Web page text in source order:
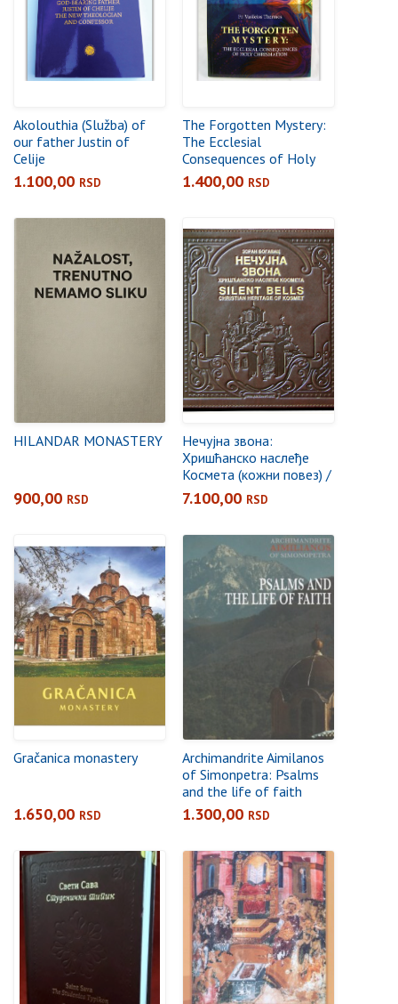
Akolouthia (Služba) of
our father Justin of
Celije
1.100,00 RSD
The Forgotten Mystery:
The Ecclesial
Consequences of Holy
Chrismation
1.400,00 RSD
HILANDAR MONASTERY
900,00 RSD
Нечујна звона:
Хришћанско наслеђе
Космета (кожни повез) /
Silent Bells: Christian
heritage of Kosmet
7.100,00 RSD
Gračanica monastery
1.650,00 RSD
Archimandrite Aimilanos
of Simonpetra: Psalms
and the life of faith
1.300,00 RSD